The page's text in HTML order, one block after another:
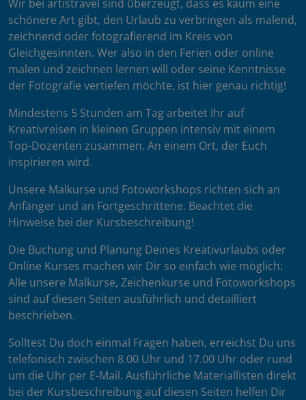
Wir bei artistravel sind überzeugt, dass es kaum eine
schönere Art gibt, den Urlaub zu verbringen als malend,
zeichnend oder fotografierend im Kreis von
Gleichgesinnten. Wer also in den Ferien oder online
malen und zeichnen lernen will oder seine Kenntnisse
der Fotografie vertiefen möchte, ist hier genau richtig!
Mindestens 5 Stunden am Tag arbeitet Ihr auf
Kreativreisen in kleinen Gruppen intensiv mit einem
Top-Dozenten zusammen. An einem Ort, der Euch
inspirieren wird.
Unsere Malkurse und Fotoworkshops richten sich an
Anfänger und an Fortgeschrittene. Beachtet die
Hinweise bei der Kursbeschreibung!
Die Buchung und Planung Deines Kreativurlaubs oder
Online Kurses machen wir Dir so einfach wie möglich:
Alle unsere Malkurse, Zeichenkurse und Fotoworkshops
sind auf diesen Seiten ausführlich und detailliert
beschrieben.
Solltest Du doch einmal Fragen haben, erreichst Du uns
telefonisch zwischen 8.00 Uhr und 17.00 Uhr oder rund
um die Uhr per E-Mail. Ausführliche Materiallisten direkt
bei der Kursbeschreibung auf diesen Seiten helfen Dir